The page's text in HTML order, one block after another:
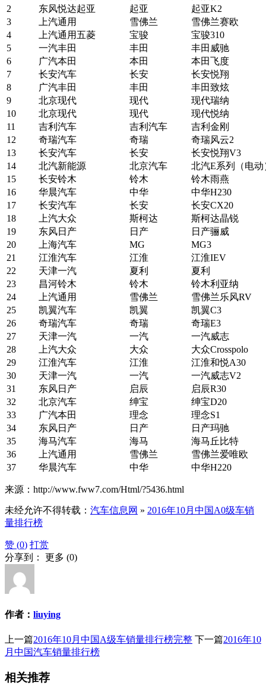
2
东风悦达起亚 起亚
起亚K2
3
上汽通用 雪佛兰
雪佛兰赛欧
4
上汽通用五菱 宝骏
宝骏310
5
一汽丰田 丰田
丰田威驰
6
广汽本田 本田
本田飞度
7
长安汽车 长安
长安悦翔
8
广汽丰田 丰田
丰田致炫
9
北京现代 现代
现代瑞纳
10
北京现代 现代
现代悦纳
11
吉利汽车 吉利汽车
吉利金刚
12
奇瑞汽车 奇瑞
奇瑞风云2
13
长安汽车 长安
长安悦翔V3
14
北汽新能源 北京汽车
北汽E系列（电动
15
长安铃木 铃木
铃木雨燕
16
华晨汽车 中华
中华H230
17
长安汽车 长安
长安CX20
18
上汽大众 斯柯达
斯柯达晶锐
19
东风日产 日产
日产骊威
20
上海汽车 MG
MG3
21
江淮汽车 江淮
江淮IEV
22
天津一汽 夏利
夏利
23
昌河铃木 铃木
铃木利亚纳
24
上汽通用 雪佛兰
雪佛兰乐风RV
25
凯翼汽车 凯翼
凯翼C3
26
奇瑞汽车 奇瑞
奇瑞E3
27
天津一汽 一汽
一汽威志
28
上汽大众 大众
大众Crosspolo
29
江淮汽车 江淮
江淮和悦A30
30
天津一汽 一汽
一汽威志V2
31
东风日产 启辰
启辰R30
32
北京汽车 绅宝
绅宝D20
33
广汽本田 理念
理念S1
34
东风日产 日产
日产玛驰
35
海马汽车 海马
海马丘比特
36
上汽通用 雪佛兰
雪佛兰爱唯欧
37
华晨汽车 中华 中华H220
来源：http://www.fww7.com/Html/?5436.html
未经允许不得转载： 汽车信息网 » 2016年10月中国A0级车销
量排行榜
赞 (0) 打赏
分享到： 更多 (0)
作者： liuying
上一篇2016年10月中国A级车销量排行榜完整 下一篇2016年10
月中国汽车销量排行榜
相关推荐